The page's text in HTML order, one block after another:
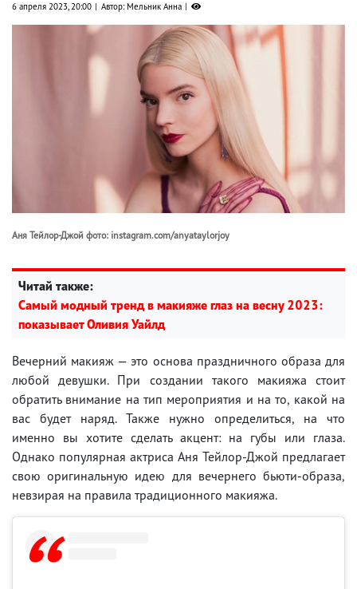
6 апреля 2023, 20:00 Автор: Мельник Анна
Аня Тейлор-Джой фото: instagram.com/anyataylorjoy
Читай также:
Самый модный тренд в макияже глаз на весну 2023:
показывает Оливия Уайлд
Вечерний макияж — это основа праздничного образа для
любой девушки. При создании такого макияжа стоит
обратить внимание на тип мероприятия и на то, какой на
вас будет наряд. Также нужно определиться, на что
именно вы хотите сделать акцент: на губы или глаза.
Однако популярная актриса Аня Тейлор-Джой предлагает
свою оригинальную идею для вечернего бьюти-образа,
невзирая на правила традиционного макияжа.